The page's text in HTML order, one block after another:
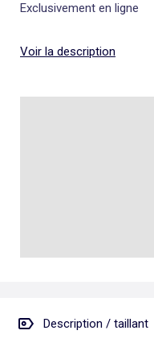
Exclusivement en ligne
Voir la description
Description / taillant